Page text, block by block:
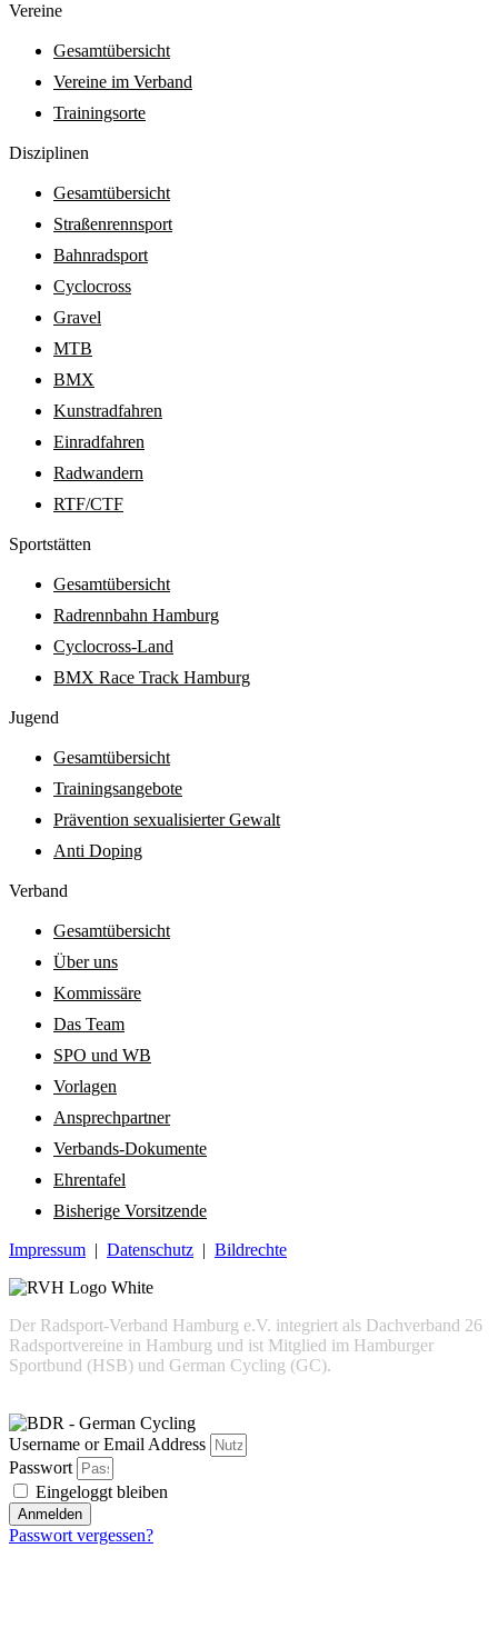
Vereine
Gesamtübersicht
Vereine im Verband
Trainingsorte
Diszi­pli­nen
Gesamtübersicht
Straßenrennsport
Bahnradsport
Cyclocross
Gravel
MTB
BMX
Kunstradfahren
Einradfahren
Radwandern
RTF/CTF
Sport­stätten
Gesamtübersicht
Radrennbahn Hamburg
Cyclocross-Land
BMX Race Track Hamburg
Jugend
Gesamtübersicht
Trainingsangebote
Prävention sexualisierter Gewalt
Anti Doping
Verband
Gesamtübersicht
Über uns
Kommissäre
Das Team
SPO und WB
Vorlagen
Ansprechpartner
Verbands-Dokumente
Ehrentafel
Bisherige Vorsitzende
Impressum | Datenschutz | Bildrechte
Der Radsport-Verband Hamburg e.V. integriert als Dachverband 26
Radsportvereine in Hamburg und ist Mitglied im Hamburger
Sportbund (HSB) und German Cycling (GC).
Username or Email Address
Passwort
Eingeloggt bleiben
Anmelden
Passwort vergessen?